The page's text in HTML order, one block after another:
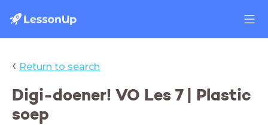
‹ Return to search
Digi-doener! VO Les 7 | Plastic
soep